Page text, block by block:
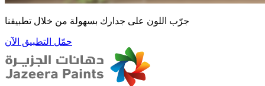
جرّب اللون على جدارك بسهولة من خلال تطبيقنا
حمّل التطبيق الآن